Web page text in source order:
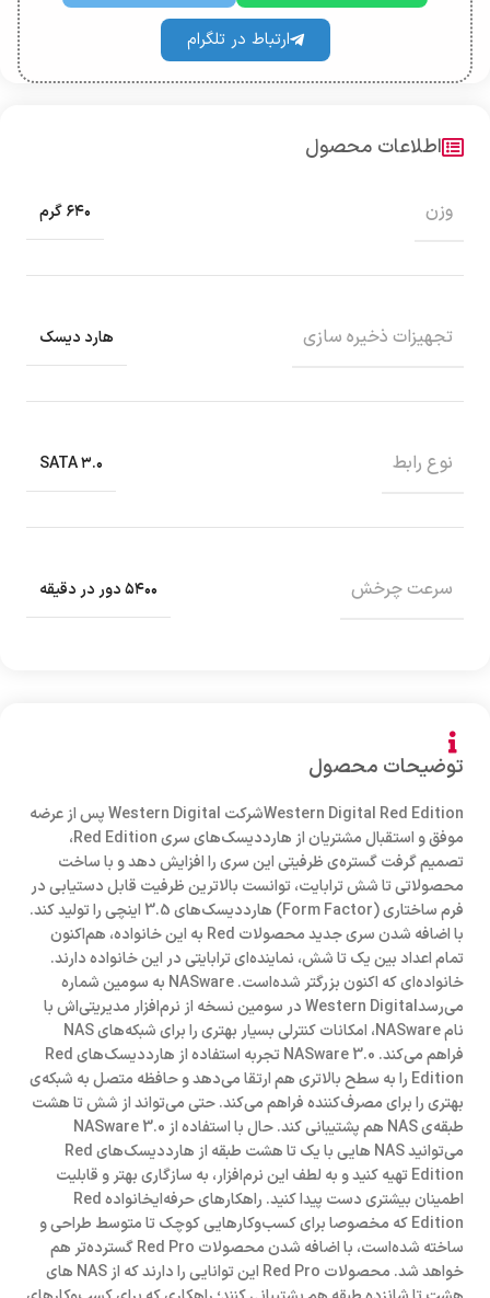
ارتباط در تلگرام
توضیحات محصول
Western Digital Red Editionشرکت Western Digital پس از عرضه
موفق و استقبال مشتریان از هارددیسک‌های سری Red Edition،
تصمیم گرفت گستره‌ی ظرفیتی این سری را افزایش دهد و با ساخت
محصولاتی تا شش ترابایت، توانست بالاترین ظرفیت قابل دستیابی در
فرم ساختاری (Form Factor) هارددیسک‌های 3.5 اینچی را تولید کند.
با اضافه شدن سری جدید محصولات Red به این خانواده، هم‌اکنون
تمام اعداد بین یک تا شش، نماینده‌ای ترابایتی در این خانواده دارند.
خانواده‌ای که اکنون بزرگتر شده‌است. NASware به سومین شماره
می‌رسدWestern Digital در سومین نسخه از نرم‌افزار مدیریتی‌اش با
نام NASware، امکانات کنترلی بسیار بهتری را برای شبکه‌های NAS
فراهم می‌کند. NASware 3.0 تجربه استفاده از هارددیسک‌های Red
Edition را به سطح بالاتری هم ارتقا می‌دهد و حافظه متصل به شبکه‌ی
بهتری را برای مصرف‌کننده فراهم می‌کند. حتی می‌تواند از شش تا هشت
طبقه‌ی NAS هم پشتیبانی کند. حال با استفاده از NASware 3.0
می‌توانید NAS هایی با یک تا هشت طبقه از هارددیسک‌های Red
Edition تهیه کنید و به لطف این نرم‌افزار، به سازگاری بهتر و قابلیت
اطمینان بیشتری دست پیدا کنید. راهکارهای حرفه‌ایخانواده Red
Edition که مخصوصا برای کسب‌وکارهایی کوچک تا متوسط طراحی و
ساخته شده‌است، با اضافه شدن محصولات Red Pro گسترده‌تر هم
خواهد شد. محصولات Red Pro این توانایی را دارند که از NAS های
اطلاعات محصول
وزن ۶۴۰ گرم
تجهیزات ذخیره سازی هارد دیسک
نوع رابط SATA ۳.۰
سرعت چرخش ۵۴۰۰ دور در دقیقه